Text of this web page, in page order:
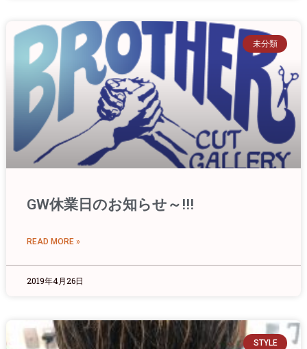
未分類
GW休業日のお知らせ～!!!
READ MORE »
2019年4月26日
STYLE